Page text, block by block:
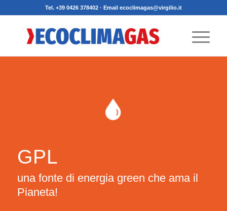
Tel. +39 0426 378402 · Email ecoclimagas@virgilio.it
GPL
una fonte di energia green che ama il
Pianeta!